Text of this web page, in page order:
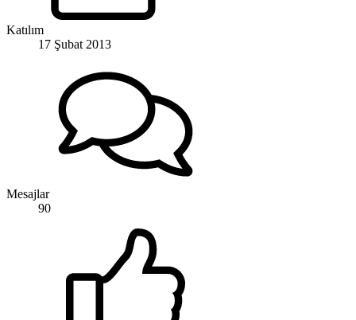
Katılım
17 Şubat 2013
Mesajlar
90